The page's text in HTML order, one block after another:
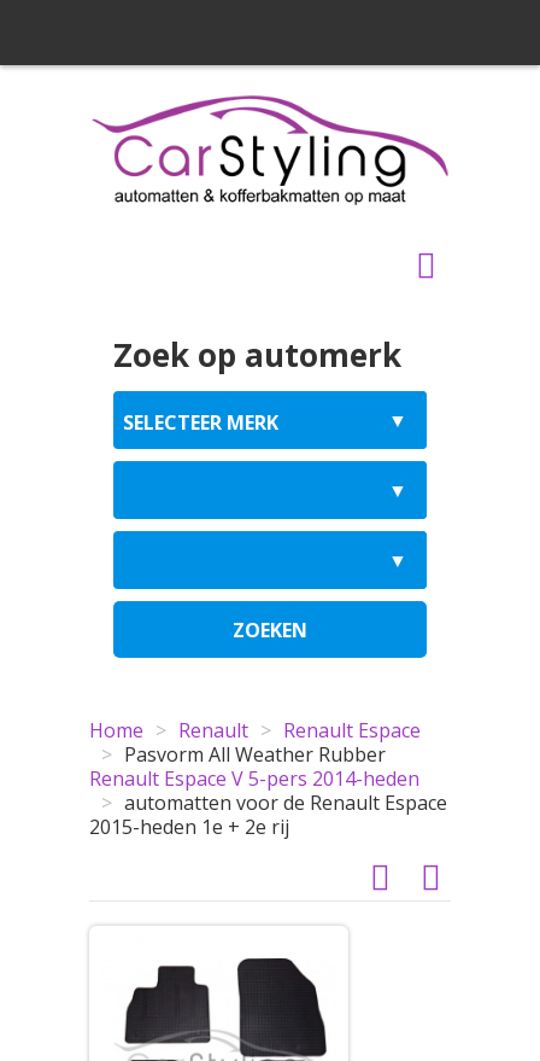
Zoek op automerk
ZOEKEN
Home > Renault > Renault Espace
>
Renault Espace V 5-pers 2014-heden
>
Pasvorm All Weather Rubber
automatten voor de Renault Espace
2015-heden 1e + 2e rij